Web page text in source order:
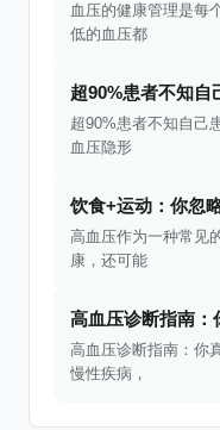
血压的健康管理是每
低的血压都
超90%患者不知自
超90%患者不知自己
血压隐形
饮食+运动：你忽
高血压作为一种常见
康，还可能
高血压诊断指南：
高血压诊断指南：你
慢性疾病，